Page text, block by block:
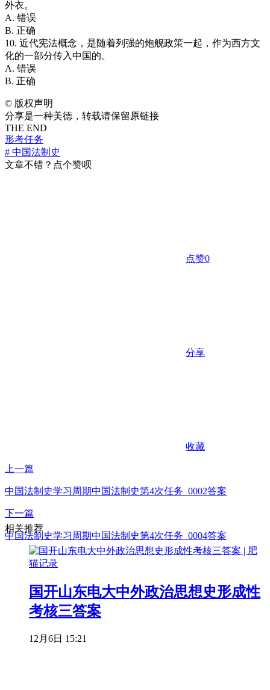
外衣。
A. 错误
B. 正确
10. 近代宪法概念，是随着列强的炮舰政策一起，作为西方文
化的一部分传入中国的。
A. 错误
B. 正确
© 版权声明
分享是一种美德，转载请保留原链接
THE END
形考任务
# 中国法制史
文章不错？点个赞呗
点赞0
分享
收藏
上一篇
中国法制史学习周期中国法制史第4次任务_0002答案
下一篇
中国法制史学习周期中国法制史第4次任务_0004答案
相关推荐
国开山东电大中外政治思想史形成性
考核三答案
12月6日 15:21